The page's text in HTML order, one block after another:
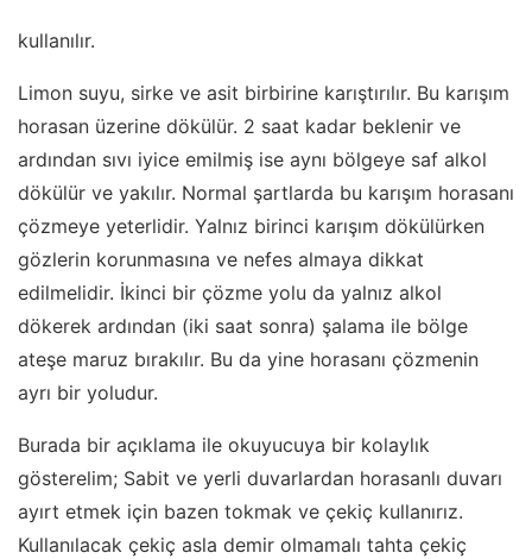
kullanılır.
Limon suyu, sirke ve asit birbirine karıştırılır. Bu karışım
horasan üzerine dökülür. 2 saat kadar beklenir ve
ardından sıvı iyice emilmiş ise aynı bölgeye saf alkol
dökülür ve yakılır. Normal şartlarda bu karışım horasanı
çözmeye yeterlidir. Yalnız birinci karışım dökülürken
gözlerin korunmasına ve nefes almaya dikkat
edilmelidir. İkinci bir çözme yolu da yalnız alkol
dökerek ardından (iki saat sonra) şalama ile bölge
ateşe maruz bırakılır. Bu da yine horasanı çözmenin
ayrı bir yoludur.
Burada bir açıklama ile okuyucuya bir kolaylık
gösterelim; Sabit ve yerli duvarlardan horasanlı duvarı
ayırt etmek için bazen tokmak ve çekiç kullanırız.
Kullanılacak çekiç asla demir olmamalı tahta çekiç